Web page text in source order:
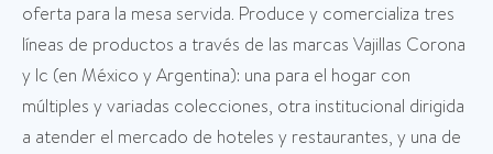
oferta para la mesa servida. Produce y comercializa tres
líneas de productos a través de las marcas Vajillas Corona
y lc (en México y Argentina): una para el hogar con
múltiples y variadas colecciones, otra institucional dirigida
a atender el mercado de hoteles y restaurantes, y una de